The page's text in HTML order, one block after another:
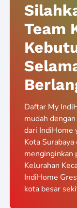
Team
Daftar My
mudah
dari IndiHome
Kota
menginginkan
Kelurahan
IndiHome
kota besar